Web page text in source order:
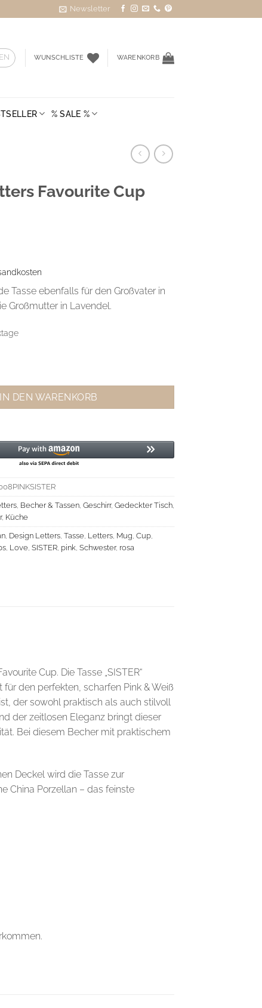
Newsletter
WUNSCHLISTE WARENKORB
% SALE %
Favourite Cup
Tasse ebenfalls für den Großvater in
Großmutter in Lavendel.
IN DEN WARENKORB
, Becher & Tassen, Geschirr, Gedeckter Tisch,
, Küche
, Design Letters, Tasse, Letters, Mug, Cup,
, Love, SISTER, pink, Schwester, rosa
Cup. Die Tasse „SISTER“
den perfekten, scharfen Pink & Weiß
der sowohl praktisch als auch stilvoll
der zeitlosen Eleganz bringt dieser
Bei diesem Becher mit praktischem
Deckel wird die Tasse zur
China Porzellan – das feinste